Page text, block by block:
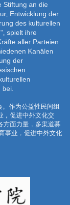
Stiftung an die
Entwicklung der
des kulturellen
spielt ihre
aller Parteien
Kanälen
der
bei.
作为公益性民间组
，促进中外文化交
方面力量，多渠道募
事业，促进中外文化